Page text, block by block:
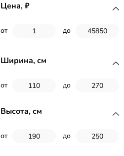
Цена,
от до
Ширина, см
от до
Высота, см
от до